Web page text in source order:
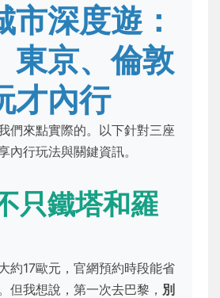
市深度遊：
東京、倫敦
才內行
們來點實際的。以下針對三座
內行玩法與關鍵資訊。
只鐵塔和羅
約17歐元，官網預約時段能省
但我想說，第一次去巴黎， 別